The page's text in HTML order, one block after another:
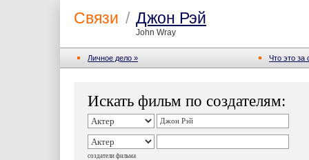
Связи / Джон Рэй
John Wray
Личное дело » Что это за
Искать фильм по создателям:
создатели фильма